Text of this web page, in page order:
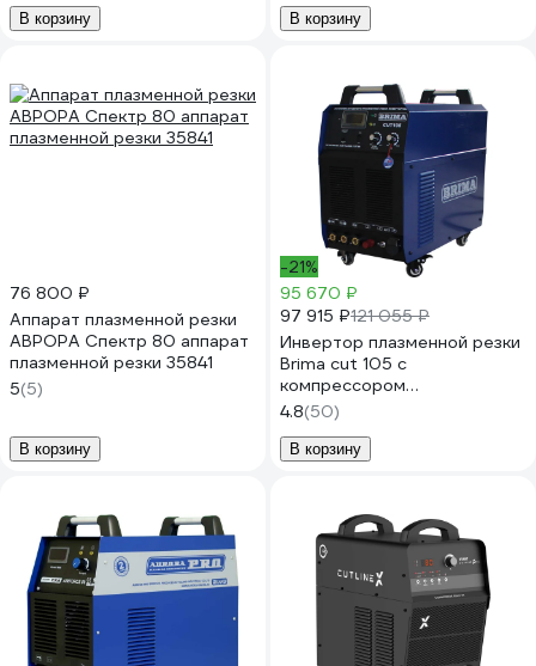
В корзину В корзину
76 800 ₽
Аппарат плазменной резки
АВРОРА Спектр 80 аппарат
плазменной резки 35841
5(5)
В корзину
-21%
95 670 ₽
97 915 ₽121 055 ₽
Инвертор плазменной резки
Brima cut 105 с
компрессором
НП000001236
4.8(50)
В корзину